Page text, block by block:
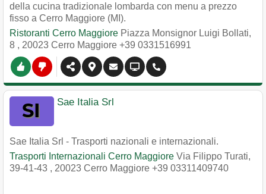
della cucina tradizionale lombarda con menu a prezzo
fisso a Cerro Maggiore (MI).
Ristoranti Cerro Maggiore Piazza Monsignor Luigi Bollati,
8 , 20023 Cerro Maggiore +39 0331516991
Sae Italia Srl
Sae Italia Srl - Trasporti nazionali e internazionali.
Trasporti Internazionali Cerro Maggiore Via Filippo Turati,
39-41-43 , 20023 Cerro Maggiore +39 03311409740